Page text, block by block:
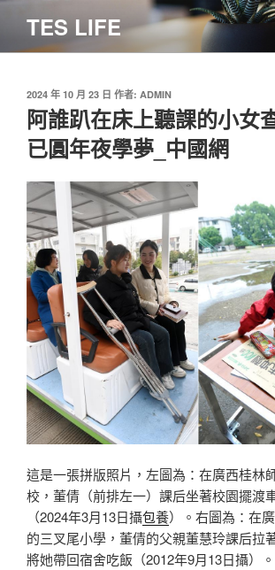
主
TES LIFE
發
佈
於
2024 年 10 月 23 日 作者: ADMIN
阿誰趴在床上聽課的小女
已圓年夜學夢_中國網
這是一張拼版照片，左圖為：在廣西桂林
校，董倩（前排左一）課后坐著校園擺渡
（2024年3月13日攝包養）。右圖為：在
的三叉尾小學，董倩的父親董慧玲課后拉
將她帶回宿舍吃飯（2012年9月13日攝）。